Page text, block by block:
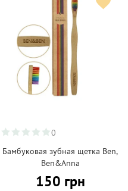
0
Бамбуковая зубная щетка Ben,
Ben&Anna
150 грн